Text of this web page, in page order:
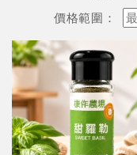
價格範圍：